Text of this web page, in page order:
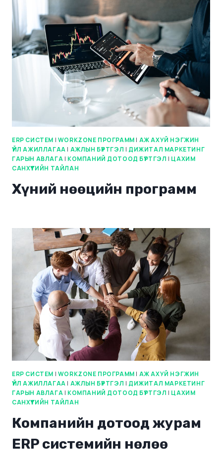
ERP СИСТЕМ | WORKZONE ПРОГРАММ | АЖ АХУЙ НЭГЖИН
ҮЙЛ АЖИЛЛАГАА | АЖЛЫН БҮРТГЭЛ | ДИЖИТАЛ МАРКЕТИНГ
ГАРЫН АВЛАГА | КОМПАНИЙ ДОТООД БҮРТГЭЛ | ЦАХИМ
САНХҮҮГИЙН ТАЙЛАН
Хүний нөөцийн программ
ERP СИСТЕМ | WORKZONE ПРОГРАММ | АЖ АХУЙ НЭГЖИН
ҮЙЛ АЖИЛЛАГАА | АЖЛЫН БҮРТГЭЛ | ДИЖИТАЛ МАРКЕТИНГ
ГАРЫН АВЛАГА | КОМПАНИЙ ДОТООД БҮРТГЭЛ | ЦАХИМ
САНХҮҮГИЙН ТАЙЛАН
Компанийн дотоод журам
ERP системийн нөлөө